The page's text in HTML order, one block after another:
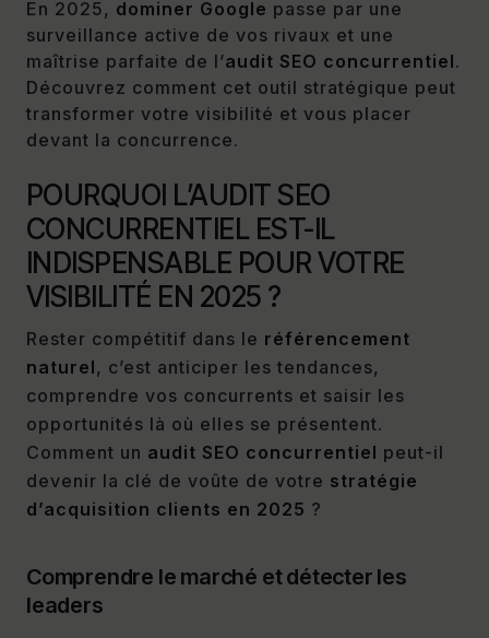
En 2025, dominer Google passe par une
surveillance active de vos rivaux et une
maîtrise parfaite de l’audit SEO concurrentiel.
Découvrez comment cet outil stratégique peut
transformer votre visibilité et vous placer
devant la concurrence.
POURQUOI L’AUDIT SEO
CONCURRENTIEL EST-IL
INDISPENSABLE POUR VOTRE
VISIBILITÉ EN 2025 ?
Rester compétitif dans le référencement
naturel, c’est anticiper les tendances,
comprendre vos concurrents et saisir les
opportunités là où elles se présentent.
Comment un audit SEO concurrentiel peut-il
devenir la clé de voûte de votre stratégie
d’acquisition clients en 2025 ?
Comprendre le marché et détecter les
leaders